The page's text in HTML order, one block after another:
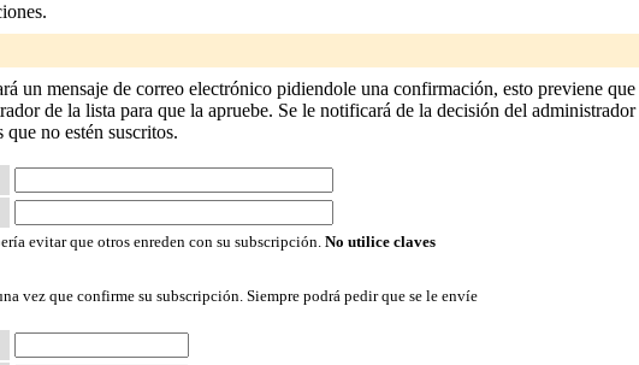
un mensaje de correo electrónico pidiendole una confirmación, esto previene que
de la lista para que la apruebe. Se le notificará de la decisión del
no estén suscritos.
evitar que otros enreden con su subscripción.No utilice claves
vez que confirme su subscripción. Siempre podrá pedir que se le envíe